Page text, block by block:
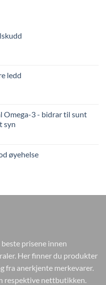
ledd
Omega-3 - bidrar til sunt
syn
øyehelse
prisene innen
Her finner du produkter
fra anerkjente merkevarer.
respektive nettbutikken.